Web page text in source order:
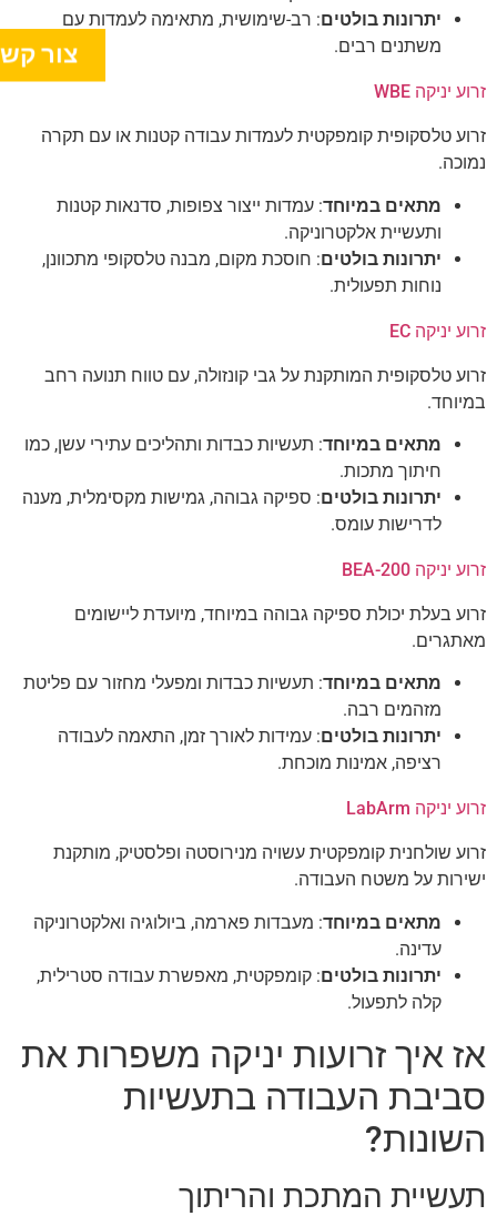
יתרונות בולטים: רב-שימושית, מתאימה לעמדות עם
משתנים רבים.
זרוע יניקה WBE
זרוע טלסקופית קומפקטית לעמדות עבודה קטנות או עם תקרה
נמוכה.
מתאים במיוחד: עמדות ייצור צפופות, סדנאות קטנות
ותעשיית אלקטרוניקה.
יתרונות בולטים: חוסכת מקום, מבנה טלסקופי מתכוונן,
נוחות תפעולית.
זרוע יניקה EC
זרוע טלסקופית המותקנת על גבי קונזולה, עם טווח תנועה רחב
במיוחד.
מתאים במיוחד: תעשיות כבדות ותהליכים עתירי עשן, כמו
חיתוך מתכות.
יתרונות בולטים: ספיקה גבוהה, גמישות מקסימלית, מענה
לדרישות עומס.
זרוע יניקה BEA-200
זרוע בעלת יכולת ספיקה גבוהה במיוחד, מיועדת ליישומים
מאתגרים.
מתאים במיוחד: תעשיות כבדות ומפעלי מחזור עם פליטת
מזהמים רבה.
יתרונות בולטים: עמידות לאורך זמן, התאמה לעבודה
רציפה, אמינות מוכחת.
זרוע יניקה LabArm
זרוע שולחנית קומפקטית עשויה מנירוסטה ופלסטיק, מותקנת
ישירות על משטח העבודה.
מתאים במיוחד: מעבדות פארמה, ביולוגיה ואלקטרוניקה
עדינה.
יתרונות בולטים: קומפקטית, מאפשרת עבודה סטרילית,
קלה לתפעול.
אז איך זרועות יניקה משפרות את
סביבת העבודה בתעשיות
השונות?
תעשיית המתכת והריתוך
צור